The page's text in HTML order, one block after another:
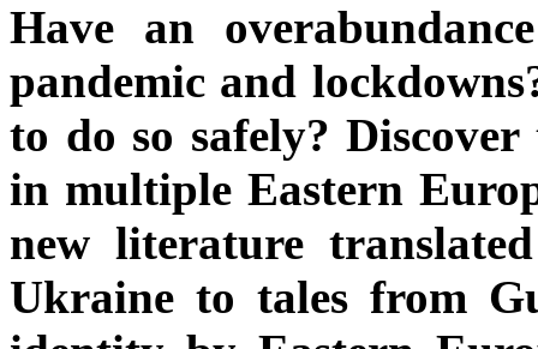
Have an
pandemic and
to do so safely?
in multiple Eastern
new literature
Ukraine to tales from